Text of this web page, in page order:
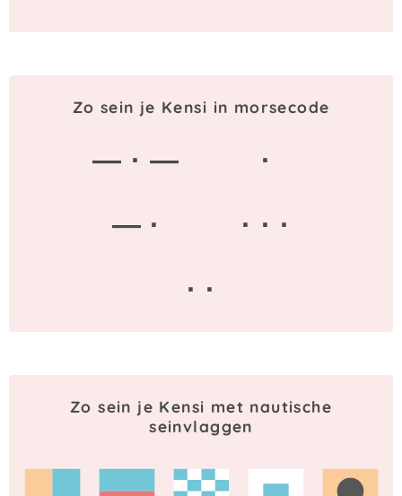
Zo sein je Kensi in morsecode
— · —
·
— ·
· · ·
· ·
Zo sein je Kensi met nautische
seinvlaggen